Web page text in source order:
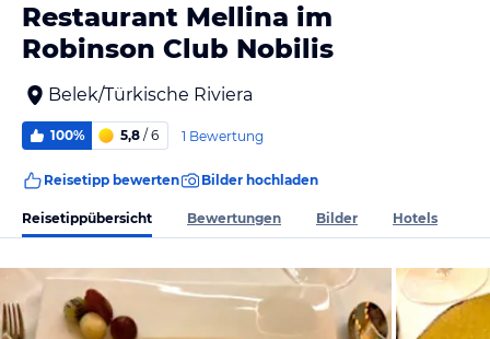
Restaurant Mellina im
Robinson Club Nobilis
Belek/Türkische Riviera
100% 5,8 / 6 1 Bewertung
Reisetipp bewerten Bilder hochladen
Reisetippübersicht Bewertungen Bilder Hotels